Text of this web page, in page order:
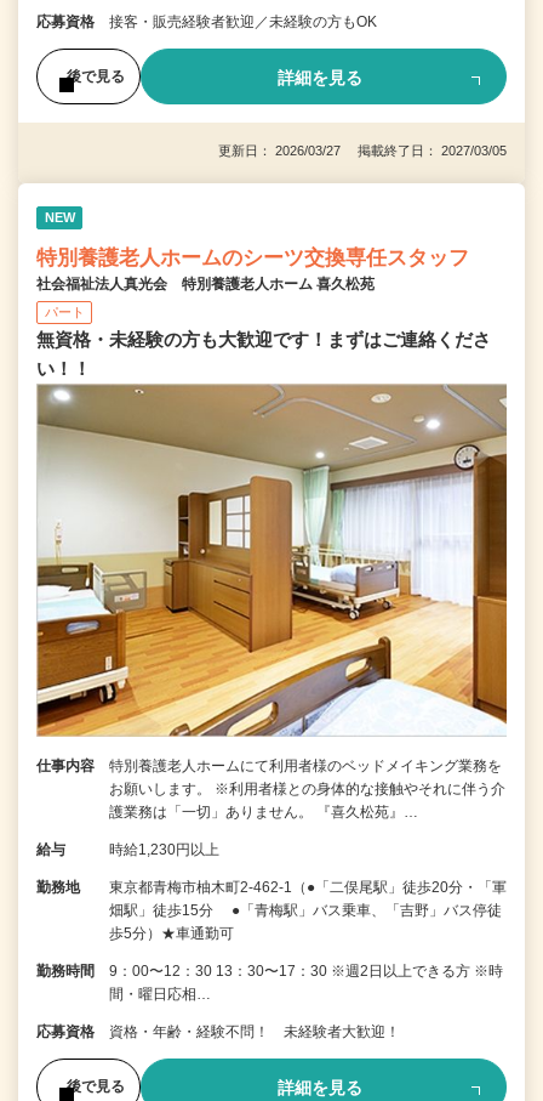
応募資格 接客・販売経験者歓迎／未経験の方もOK
後で見る 詳細を見る
更新日： 2026/03/27 掲載終了日： 2027/03/05
NEW
特別養護老人ホームのシーツ交換専任スタッフ
社会福祉法人真光会 特別養護老人ホーム 喜久松苑
パート
無資格・未経験の方も大歓迎です！まずはご連絡くださ
い！！
仕事内容
特別養護老人ホームにて利用者様のベッドメイキング業務を
お願いします。 ※利用者様との身体的な接触やそれに伴う介
護業務は「一切」ありません。 『喜久松苑』…
給与 時給1,230円以上
勤務地
東京都青梅市柚木町2-462-1（●「二俣尾駅」徒歩20分・「軍
畑駅」徒歩15分 ●「青梅駅」バス乗車、「吉野」バス停徒
歩5分）★車通勤可
勤務時間
9：00〜12：30 13：30〜17：30 ※週2日以上できる方 ※時
間・曜日応相…
応募資格 資格・年齢・経験不問！ 未経験者大歓迎！
後で見る 詳細を見る